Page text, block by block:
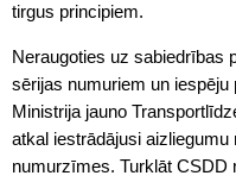
tirgus principiem.
Neraugoties uz sabiedrības
sērijas numuriem un
Ministrija jauno
atkal iestrādājusi
numurzīmes. Turklāt CSDD